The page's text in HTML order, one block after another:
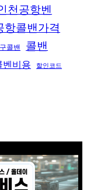
천공항벤
항콜밴가격
콜밴
콜밴
벤비용 할인코드